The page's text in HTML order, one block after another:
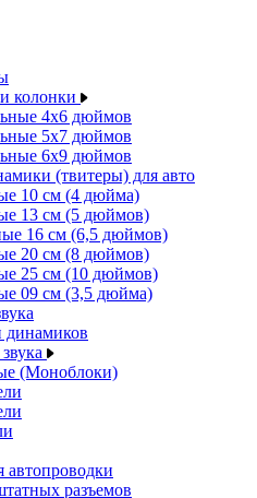
колонки
4x6 дюймов
5x7 дюймов
6x9 дюймов
(твитеры) для авто
10 см (4 дюйма)
13 см (5 дюймов)
16 см (6,5 дюймов)
20 см (8 дюймов)
25 см (10 дюймов)
09 см (3,5 дюйма)
динамиков
(Моноблоки)
автопроводки
разъемов